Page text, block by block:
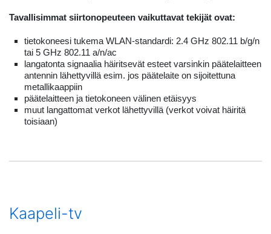
Tavallisimmat siirtonopeuteen vaikuttavat tekijät ovat:
tietokoneesi tukema WLAN-standardi: 2.4 GHz 802.11 b/g/n
tai 5 GHz 802.11 a/n/ac
langatonta signaalia häiritsevät esteet varsinkin päätelaitteen
antennin lähettyvillä esim. jos päätelaite on sijoitettuna
metallikaappiin
päätelaitteen ja tietokoneen välinen etäisyys
muut langattomat verkot lähettyvillä (verkot voivat häiritä
toisiaan)
Kaapeli-tv